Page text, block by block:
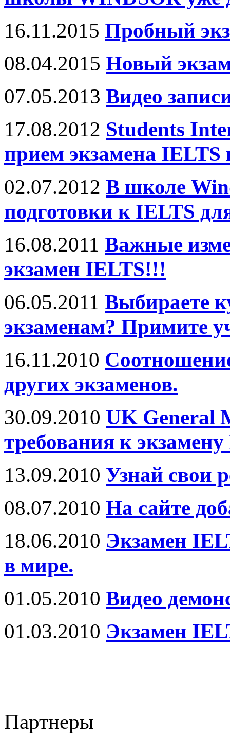
16.11.2015 Пробный
08.04.2015 Новый
07.05.2013 Видео
17.08.2012 Students
прием экзамена IELTS
02.07.2012 В школе
подготовки к IELTS
16.08.2011 Важные
экзамен IELTS!!!
06.05.2011 Выбираете
экзаменам? Примите
16.11.2010
других экзаменов.
30.09.2010 UK General
требования к
13.09.2010 Узнай свои
08.07.2010 На сайте
18.06.2010 Экзамен
в мире.
01.05.2010 Видео
01.03.2010 Экзамен
Партнеры